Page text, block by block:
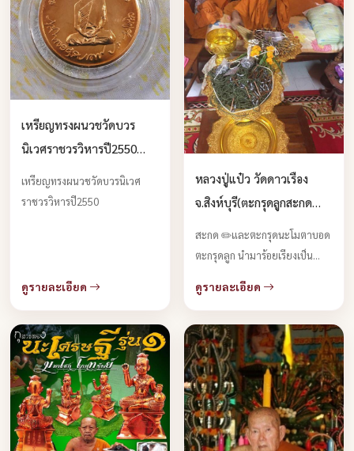
เหรียญทรงผนวชวัดบวร
นิเวศราชวรวิหารปี2550
บูชาได้แล้วครับ
เหรียญทรงผนวชวัดบวรนิเวศ
ราชวรวิหารปี2550
ดูรายละเอียด
หลวงปู่แป๋ว วัดดาวเรือง
จ.สิงห์บุรี(ตะกรุดลูกสะกด
มหาสะท้อน)บูชาได้แล้วครับ
สะกด ✏️และตะกรุดนะโมตาบอด
ตะกรุดลูก นำมาร้อยเรียงเป็น
ประมาณมิได้‼️ มีจำกัดครับ 081-
ดูรายละเอียด